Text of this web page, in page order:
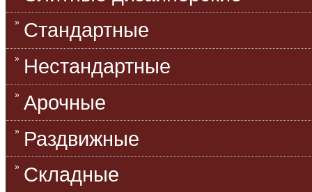
Стандартные
Нестандартные
Арочные
Раздвижные
Складные